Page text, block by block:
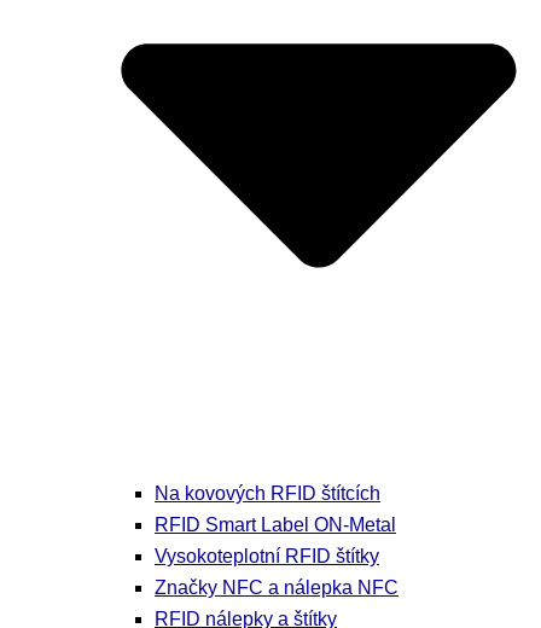
Na kovových RFID štítcích
RFID Smart Label ON-Metal
Vysokoteplotní RFID štítky
Značky NFC a nálepka NFC
RFID nálepky a štítky